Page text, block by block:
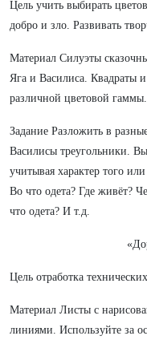
Цель учить выбирать
добро и зло. Развивать
Материал Силуэты
Яга и Василиса. Квадраты
различной цветовой гаммы.
Задание Разложить в
Василисы треугольники.
учитывая характер того
Во что одета? Где живёт?
что одета? И т.д.
Цель отработка
Материал Листы с
линиями. Используйте за